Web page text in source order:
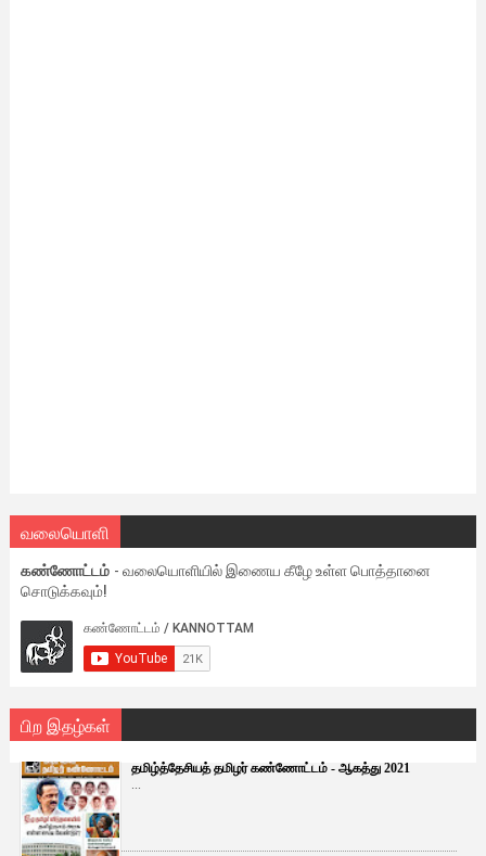
வலையொளி
கண்ணோட்டம் - வலையொளியில் இணைய கீழே உள்ள பொத்தானை
சொடுக்கவும்!
பிற இதழ்கள்
தமிழ்த்தேசியத் தமிழர் கண்ணோட்டம் - ஆகத்து 2021
...